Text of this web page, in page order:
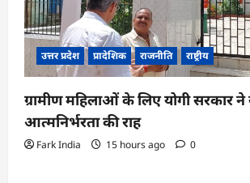
उत्तर प्रदेश प्रादेशिक राजनीति राष्ट्रीय
ग्रामीण महिलाओं के लिए योगी सरकार ने
आत्मनिर्भरता की राह
Fark India 15 hours ago 0